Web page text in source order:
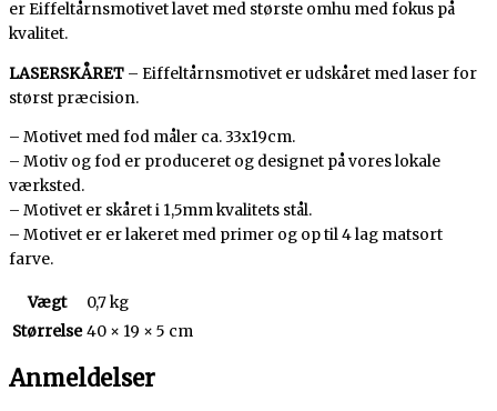
er Eiffeltårnsmotivet lavet med største omhu med fokus på
kvalitet.
LASERSKÅRET – Eiffeltårnsmotivet er udskåret med laser for
størst præcision.
– Motivet med fod måler ca. 33x19cm.
– Motiv og fod er produceret og designet på vores lokale
værksted.
– Motivet er skåret i 1,5mm kvalitets stål.
– Motivet er er lakeret med primer og op til 4 lag matsort
farve.
Vægt
0,7 kg
Størrelse 40 × 19 × 5 cm
Anmeldelser